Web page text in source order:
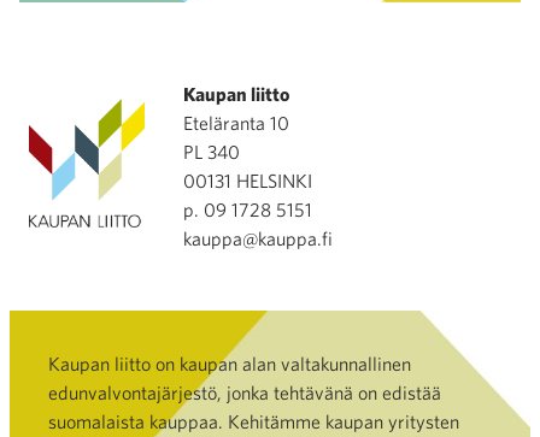
Kaupan liitto
Eteläranta 10
PL 340
00131 HELSINKI
p. 09 1728 5151
kauppa@kauppa.fi
Kaupan liitto on kaupan alan valtakunnallinen
edunvalvontajärjestö, jonka tehtävänä on edistää
suomalaista kauppaa. Kehitämme kaupan yritysten